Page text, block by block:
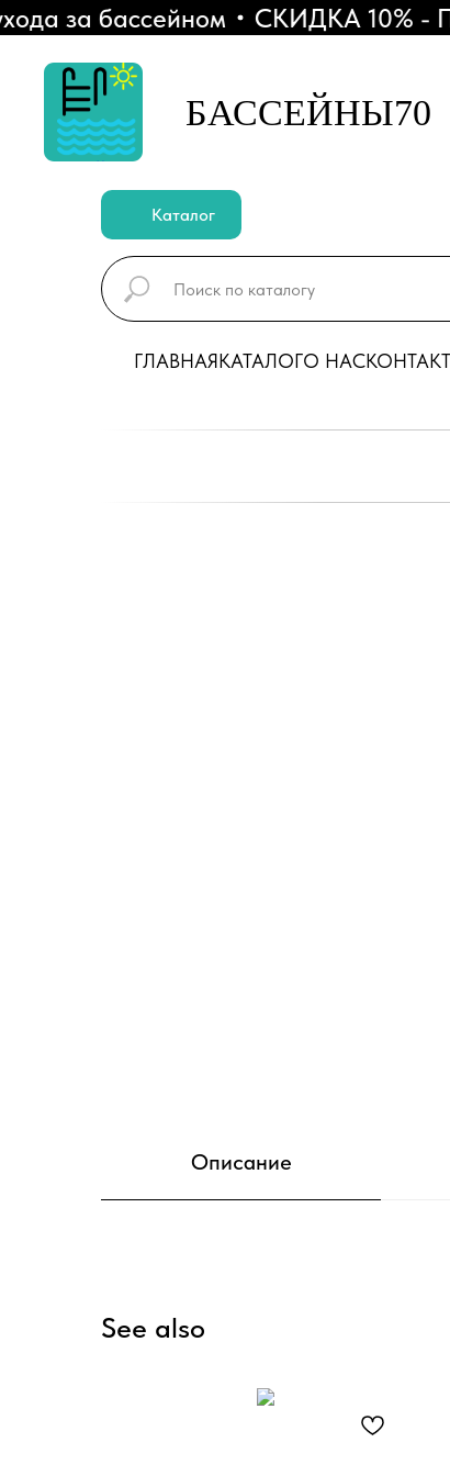
за бассейном СКИДКА 10% - При
БАССЕЙНЫ70
Каталог
ГЛАВНАЯКАТАЛОГО НАС
Описание
See also